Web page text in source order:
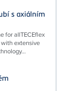
s axiálním
for allTECEflex
extensive